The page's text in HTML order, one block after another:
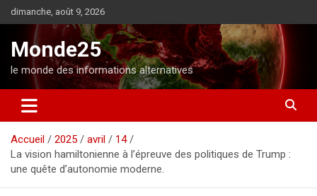
l
o
n
dimanche, août 9, 2026
Monde25
le monde des informations alternatives
Accueil 2025 avril
14
La vision hamiltonienne à l’épreuve des politiques de Trump :
une quête d’autonomie moderne.